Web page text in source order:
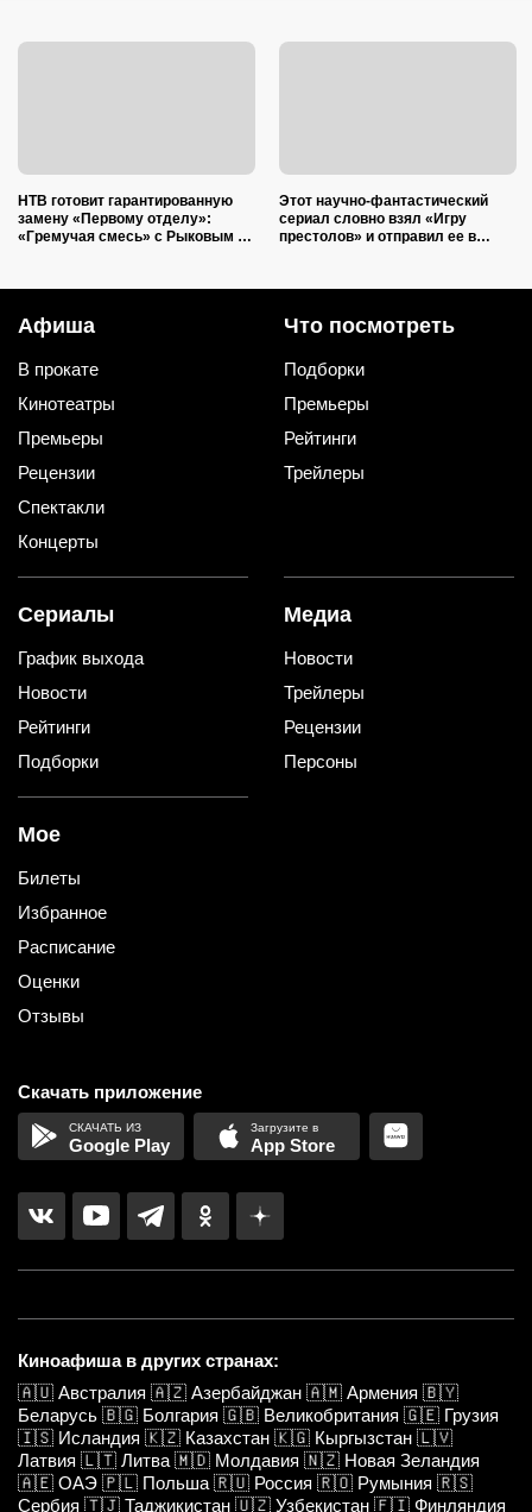
НТВ готовит гарантированную
замену «Первому отделу»:
«Гремучая смесь» с Рыковым и
Этот научно-фантастический
сериал словно взял «Игру
престолов» и отправил ее в
Афиша
В прокате
Кинотеатры
Премьеры
Рецензии
Спектакли
Концерты
Что посмотреть
Подборки
Премьеры
Рейтинги
Трейлеры
Сериалы
График выхода
Новости
Рейтинги
Подборки
Медиа
Новости
Трейлеры
Рецензии
Персоны
Мое
Билеты
Избранное
Расписание
Оценки
Отзывы
Скачать приложение
Google Play App Store
Киноафиша в других странах:
🇦🇺 Австралия 🇦🇿 Азербайджан 🇦🇲 Армения 🇧🇾
Беларусь 🇧🇬 Болгария 🇬🇧 Великобритания 🇬🇪 Грузия
🇮🇸 Исландия 🇰🇿 Казахстан 🇰🇬 Кыргызстан 🇱🇻
Латвия 🇱🇹 Литва 🇲🇩 Молдавия 🇳🇿 Новая Зеландия
🇦🇪 ОАЭ 🇵🇱 Польша 🇷🇺 Россия 🇷🇴 Румыния 🇷🇸
Сербия 🇹🇯 Таджикистан 🇺🇿 Узбекистан 🇫🇮 Финляндия